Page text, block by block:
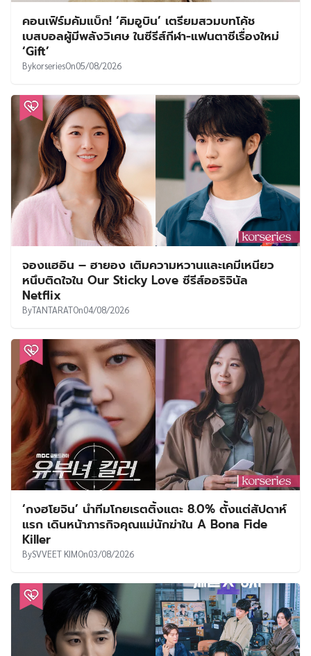
คอนเฟิร์มคัมแบ็ก! ‘คิมอูบิน’ เตรียมสวมบทโค้ช
เบสบอลผู้มีพลังวิเศษ ในซีรีส์กีฬา-แฟนตาซีเรื่องใหม่
‘Gift’
BykorseriesOn05/08/2026
จองแฮอิน – ฮายอง เติมความหวานและเคมีเหนียว
หนึบติดใจใน Our Sticky Love ซีรีส์ออริจินัล
Netflix
ByTANTARATOn04/08/2026
‘กงฮโยจิน’ นำทีมโกยเรตติ้งแตะ 8.0% ตั้งแต่สัปดาห์
แรก เดินหน้าภารกิจคุณแม่นักฆ่าใน A Bona Fide
Killer
BySVVEET KIMOn03/08/2026